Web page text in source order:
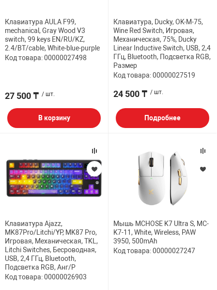
Клавиатура AULA F99,
mechanical, Gray Wood V3
switch, 99 keys EN/RU/KZ,
2.4/BT/cable, White-blue-purple
Код товара: 00000027498
27 500 ₸ / шт.
В корзину
Клавиатура, Ducky, OK-M-75,
Wine Red Switch, Игровая,
Механическая, 75%, Ducky
Linear Inductive Switch, USB, 2,4
ГГц, Bluetooth, Подсветка RGB,
Размер
Код товара: 00000027519
24 500 ₸ / шт.
Подробнее
Клавиатура Ajazz,
MK87Pro/Litchi/YP, MK87 Pro,
Игровая, Механическая, TKL,
Litchi Switches, Бесроводная,
USB, 2,4 ГГц, Bluetooth,
Подсветка RGB, Анг/Р
Код товара: 00000026903
Мышь MCHOSE K7 Ultra S, MC-
K7-11, White, Wireless, PAW
3950, 500mAh
Код товара: 00000027247